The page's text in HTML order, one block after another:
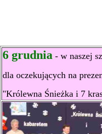
6 grudnia - w naszej
dla oczekujących na
"Królewna Śnieżka i 7